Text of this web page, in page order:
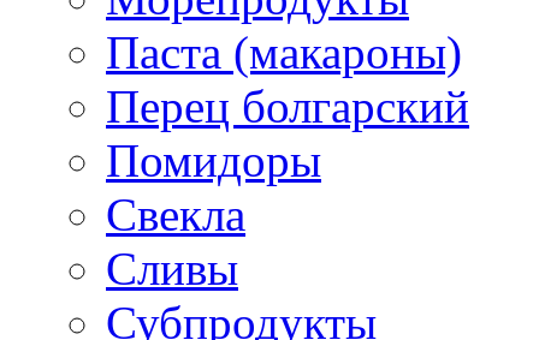
Паста (макароны)
Перец болгарский
Помидоры
Свекла
Сливы
Субпродукты